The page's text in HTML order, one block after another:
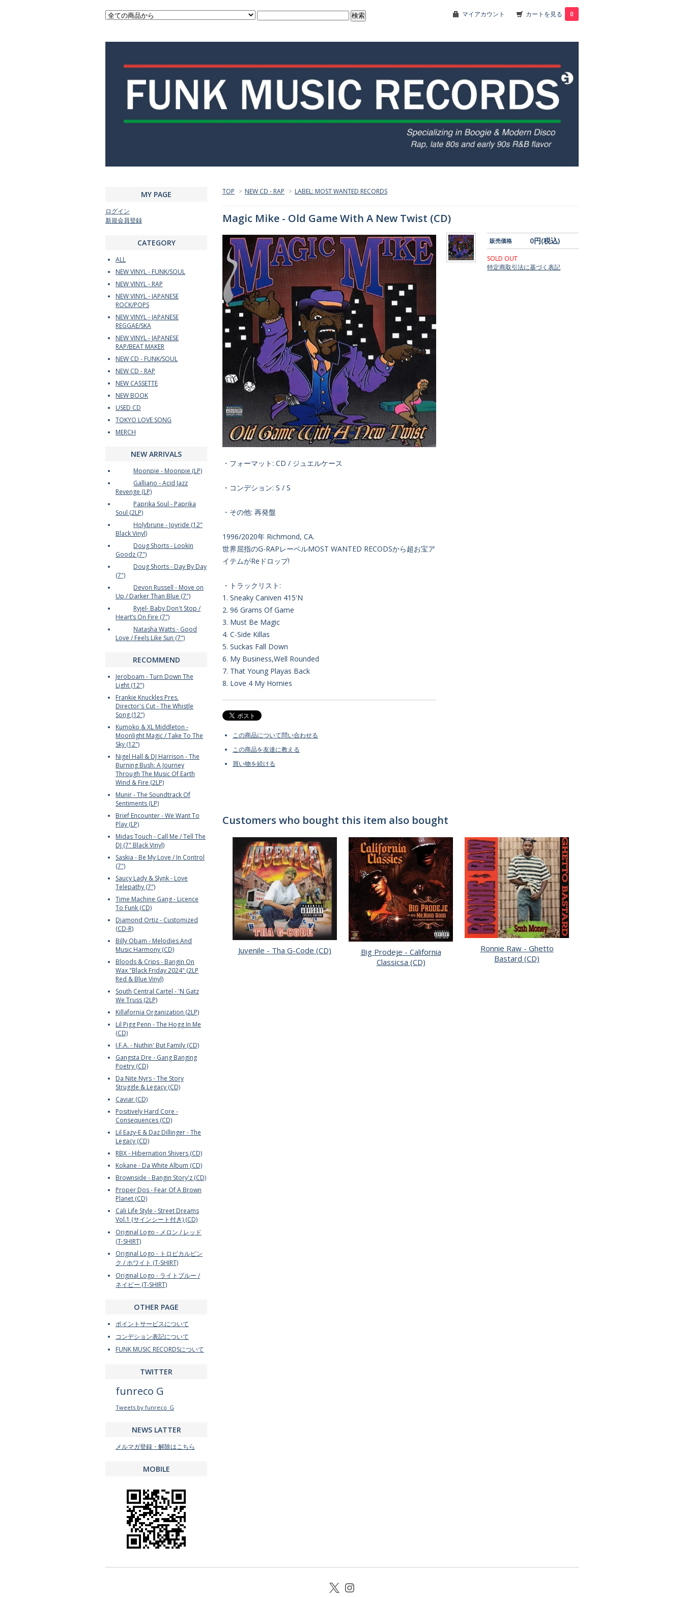
マイアカウント カートを見る 0
TOP > NEW CD - RAP > LABEL: MOST WANTED RECORDS
Magic Mike - Old Game With A New Twist (CD)
販売価格 0円(税込)
SOLD OUT
特定商取引法に基づく表記
・フォーマット: CD / ジュエルケース
・コンデション: S / S
・その他: 再発盤
1996/2020年 Richmond, CA.
世界屈指のG-RAPレーベルMOST WANTED RECODSから超お宝ア
イテムがReドロップ!
・トラックリスト:
1. Sneaky Caniven 415'N
2. 96 Grams Of Game
3. Must Be Magic
4. C-Side Killas
5. Suckas Fall Down
6. My Business,Well Rounded
7. That Young Playas Back
8. Love 4 My Homies
この商品について問い合わせる
この商品を友達に教える
買い物を続ける
Customers who bought this item also bought
Juvenile - Tha G-Code (CD)
Big Prodeje - California
Classicsa (CD)
Ronnie Raw - Ghetto
Bastard (CD)
MY PAGE
ログイン
新規会員登録
CATEGORY
ALL
NEW VINYL - FUNK/SOUL
NEW VINYL - RAP
NEW VINYL - JAPANESE
ROCK/POPS
NEW VINYL - JAPANESE
REGGAE/SKA
NEW VINYL - JAPANESE
RAP/BEAT MAKER
NEW CD - FUNK/SOUL
NEW CD - RAP
NEW CASSETTE
NEW BOOK
USED CD
TOKYO LOVE SONG
MERCH
NEW ARRIVALS
Moonpie - Moonpie (LP)
Galliano - Acid Jazz
Revenge (LP)
Paprika Soul - Paprika
Soul (2LP)
Holybrune - Joyride (12"
Black Vinyl)
Doug Shorts - Lookin
Goodz (7")
Doug Shorts - Day By Day
(7")
Devon Russell - Move on
Up / Darker Than Blue (7")
Ryjel- Baby Don't Stop /
Heart’s On Fire (7")
Natasha Watts - Good
Love / Feels Like Sun (7")
RECOMMEND
Jeroboam - Turn Down The
Light (12")
Frankie Knuckles Pres.
Director's Cut - The Whistle
Song (12")
Kumoko & XL Middleton -
Moonlight Magic / Take To The
Sky (12")
Nigel Hall & DJ Harrison - The
Burning Bush: A Journey
Through The Music Of Earth
Wind & Fire (2LP)
Munir - The Soundtrack Of
Sentiments (LP)
Brief Encounter - We Want To
Play (LP)
Midas Touch - Call Me / Tell The
DJ (7" Black Vinyl)
Saskia - Be My Love / In Control
(7")
Saucy Lady & Slynk - Love
Telepathy (7")
Time Machine Gang - Licence
To Funk (CD)
Diamond Ortiz - Customized
(CD-R)
Billy Obam - Melodies And
Music Harmony (CD)
Bloods & Crips - Bangin On
Wax "Black Friday 2024" (2LP
Red & Blue Vinyl)
South Central Cartel - 'N Gatz
We Truss (2LP)
Killafornia Organization (2LP)
Lil Pigg Penn - The Hogg In Me
(CD)
I.F.A. - Nuthin' But Family (CD)
Gangsta Dre - Gang Banging
Poetry (CD)
Da Nite Nyrs - The Story
Struggle & Legacy (CD)
Caviar (CD)
Positively Hard Core -
Consequences (CD)
Lil Eazy-E & Daz Dillinger - The
Legacy (CD)
RBX - Hibernation Shivers (CD)
Kokane - Da White Album (CD)
Brownside - Bangin Story'z (CD)
Proper Dos - Fear Of A Brown
Planet (CD)
Cali Life Style - Street Dreams
Vol.1 (サインシート付き) (CD)
Original Logo - メロン / レッド
(T-SHIRT)
Original Logo - トロピカルピン
ク / ホワイト (T-SHIRT)
Original Logo - ライトブルー /
ネイビー (T-SHIRT)
OTHER PAGE
ポイントサービスについて
コンデション表記について
FUNK MUSIC RECORDSについて
TWITTER
funreco G
Tweets by funreco_G
NEWS LATTER
メルマガ登録・解除はこちら
MOBILE